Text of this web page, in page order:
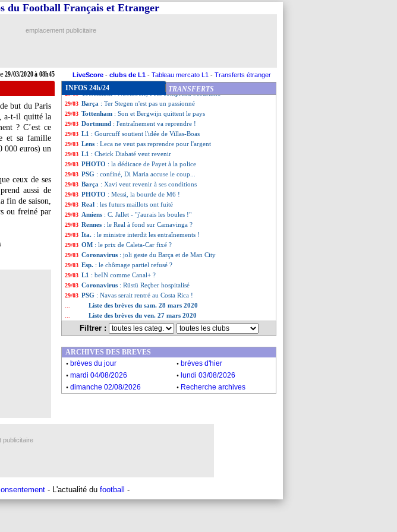
29/03/2020 à 08h45
du Football Français et Etranger
emplacement publicitaire
LiveScore - clubs de L1 - Tableau mercato L1 - Transferts étranger
but du Paris
a-t-il quitté la
? C’est ce
et sa famille
000 euros) un
ceux de ses
aussi de
fin de saison,
ou freiné par
INFOS 24h/24 TRANSFERTS
29/03 Lyon: le principal regret de Rafael
29/03 PSG: rentré au pays, Navas se justifie
29/03 Tottenham
29/03 Dortmund: 50 M€ de manque à gagner pour Watzke
29/03 Real: Martinez et la malchance d'Hazard
: Ndombele, Petit comprend Mourinho
29/03 Barça : Ter Stegen n'est pas un passionné
29/03 Tottenham : Son et Bergwijn quittent le pays
29/03 Dortmund : l'entraînement va reprendre !
29/03 L1 : Gourcuff soutient l'idée de Villas-Boas
29/03 Lens : Leca ne veut pas reprendre pour l'argent
29/03 L1 : Cheick Diabaté veut revenir
29/03 PHOTO : la dédicace de Payet à la police
29/03 PSG : confiné, Di Maria accuse le coup...
29/03 Barça : Xavi veut revenir à ses conditions
29/03 PHOTO : Messi, la bourde de M6 !
29/03 Real : les futurs maillots ont fuité
29/03 Amiens : C. Jallet - "j'aurais les boules !"
29/03 Rennes : le Real à fond sur Camavinga ?
29/03 Ita. : le ministre interdit les entraînements !
29/03 OM : le prix de Caleta-Car fixé ?
29/03 Coronavirus : joli geste du Barça et de Man City
29/03 Esp. : le chômage partiel refusé ?
29/03 L1 : beIN comme Canal+ ?
29/03 Coronavirus : Rüstü Reçber hospitalisé
29/03 PSG : Navas serait rentré au Costa Rica !
Liste des brèves du sam. 28 mars 2020
Liste des brèves du ven. 27 mars 2020
Filtrer :
ARCHIVES DES BREVES
. brèves du jour . brèves d'hier
. mardi 04/08/2026 . lundi 03/08/2026
. dimanche 02/08/2026 . Recherche archives
publicitaire
- L'actualité du football -